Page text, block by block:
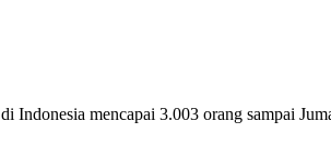
Indonesia mencapai 3.003 orang sampai